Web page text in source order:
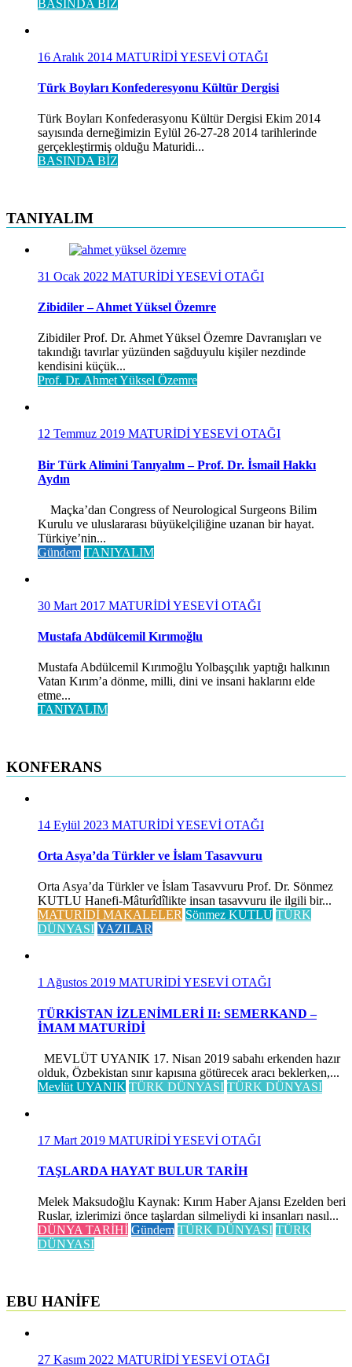
BASINDA BİZ
16 Aralık 2014 MATURİDİ YESEVİ OTAĞI
Türk Boyları Konfederesyonu Kültür Dergisi
Türk Boyları Konfederasyonu Kültür Dergisi Ekim 2014
sayısında derneğimizin Eylül 26-27-28 2014 tarihlerinde
gerçekleştirmiş olduğu Maturidi...
BASINDA BİZ
TANIYALIM
31 Ocak 2022 MATURİDİ YESEVİ OTAĞI
Zibidiler – Ahmet Yüksel Özemre
Zibidiler Prof. Dr. Ahmet Yüksel Özemre Davranışları ve
takındığı tavırlar yüzünden sağduyulu kişiler nezdinde
kendisini küçük...
Prof. Dr. Ahmet Yüksel Özemre
12 Temmuz 2019 MATURİDİ YESEVİ OTAĞI
Bir Türk Alimini Tanıyalım – Prof. Dr. İsmail Hakkı
Aydın
Maçka’dan Congress of Neurological Surgeons Bilim
Kurulu ve uluslararası büyükelçiliğine uzanan bir hayat.
Türkiye’nin...
Gündem TANIYALIM
30 Mart 2017 MATURİDİ YESEVİ OTAĞI
Mustafa Abdülcemil Kırımoğlu
Mustafa Abdülcemil Kırımoğlu Yolbaşçılık yaptığı halkının
Vatan Kırım’a dönme, milli, dini ve insani haklarını elde
etme...
TANIYALIM
KONFERANS
14 Eylül 2023 MATURİDİ YESEVİ OTAĞI
Orta Asya’da Türkler ve İslam Tasavvuru
Orta Asya’da Türkler ve İslam Tasavvuru Prof. Dr. Sönmez
KUTLU Hanefi-Mâturîdîlikte insan tasavvuru ile ilgili bir...
MATURİDİ MAKALELER Sönmez KUTLU TÜRK
DÜNYASI YAZILAR
1 Ağustos 2019 MATURİDİ YESEVİ OTAĞI
TÜRKİSTAN İZLENİMLERİ II: SEMERKAND –
İMAM MATURİDİ
MEVLÜT UYANIK 17. Nisan 2019 sabahı erkenden hazır
olduk, Özbekistan sınır kapısına götürecek aracı beklerken,...
Mevlüt UYANIK TÜRK DÜNYASI TÜRK DÜNYASI
17 Mart 2019 MATURİDİ YESEVİ OTAĞI
TAŞLARDA HAYAT BULUR TARİH
Melek Maksudoğlu Kaynak: Kırım Haber Ajansı Ezelden beri
Ruslar, izlerimizi önce taşlardan silmeliydi ki insanları nasıl...
DÜNYA TARİHİ Gündem TÜRK DÜNYASI TÜRK
DÜNYASI
EBU HANİFE
27 Kasım 2022 MATURİDİ YESEVİ OTAĞI